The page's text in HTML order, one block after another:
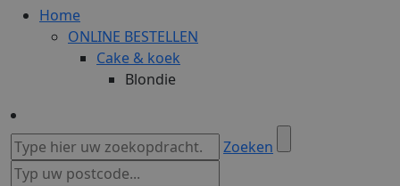
Home
ONLINE BESTELLEN
Cake & koek
Blondie
Zoeken